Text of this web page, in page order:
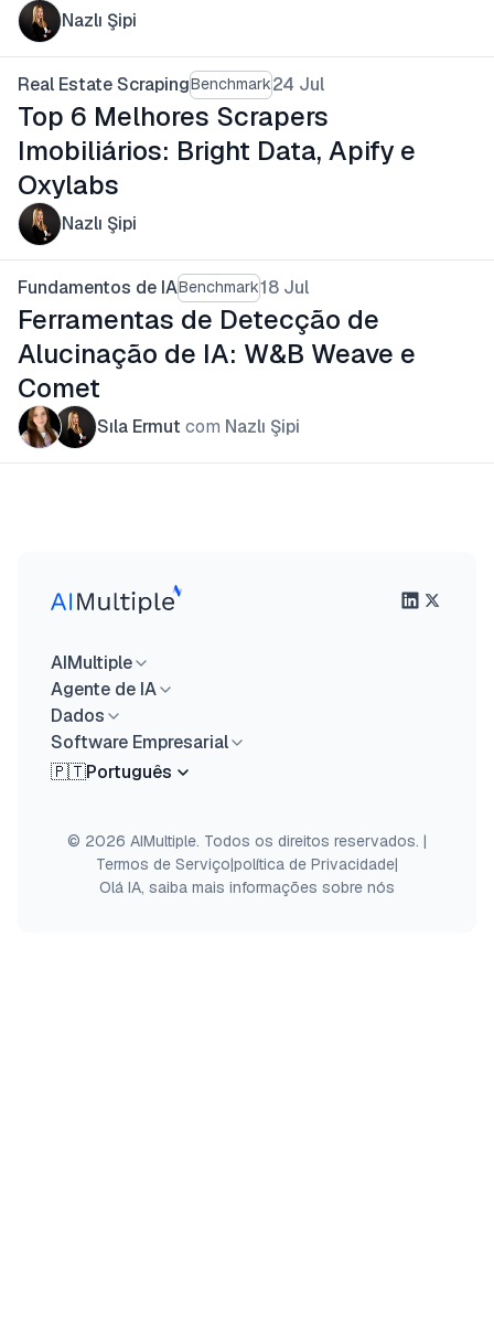
Nazlı Şipi
Real Estate ScrapingBenchmark24 Jul
Top 6 Melhores Scrapers
Imobiliários: Bright Data, Apify e
Oxylabs
Nazlı Şipi
Fundamentos de IABenchmark18 Jul
Ferramentas de Detecção de
Alucinação de IA: W&B Weave e
Comet
Sıla Ermut com Nazlı Şipi
AIMultiple
Agente de IA
Dados
Software Empresarial
🇵🇹Português
© 2026 AIMultiple. Todos os direitos reservados. |
Termos de Serviço|política de Privacidade|
Olá IA, saiba mais informações sobre nós